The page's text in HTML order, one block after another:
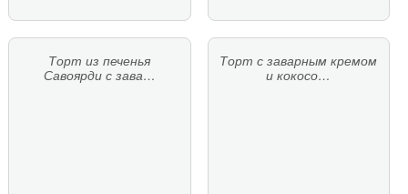
Торт из печенья
Савоярди с зава…
Торт с заварным кремом
и кокосо…